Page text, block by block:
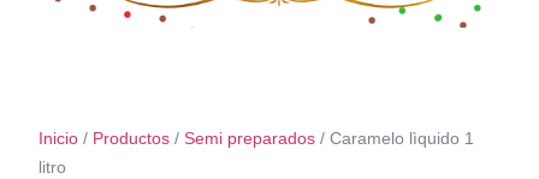
Inicio / Productos / Semi preparados / Caramelo lìquido 1
litro